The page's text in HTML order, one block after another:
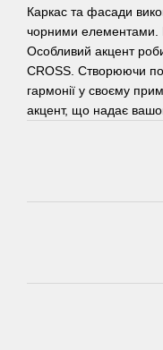
Каркас та фасади
чорними елементами.
Особливий акцент
CROSS. Створюючи
гармонії у своєму
акцент, що надає